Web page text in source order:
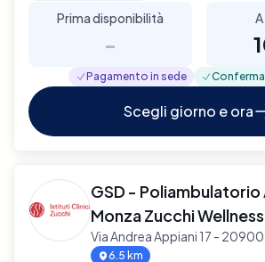
Prima disponibilità
-
Pagamento in sede
Scegli giorno e ora
GSD -
Monza Zucchi
Via Andrea Appiani 17 -
6.5 km